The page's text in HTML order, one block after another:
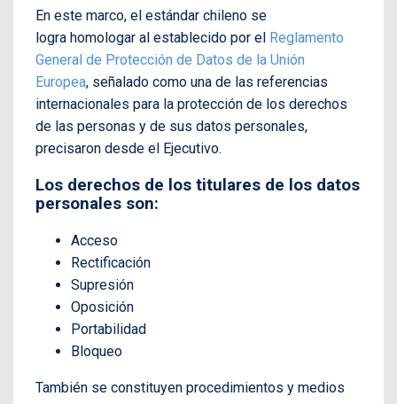
En este marco, el estándar chileno se
logra homologar al establecido por el Reglamento
General de Protección de Datos de la Unión
Europea, señalado como una de las referencias
internacionales para la protección de los derechos
de las personas y de sus datos personales,
precisaron desde el Ejecutivo.
Los derechos de los titulares de los datos
personales son:
Acceso
Rectificación
Supresión
Oposición
Portabilidad
Bloqueo
También se constituyen procedimientos y medios